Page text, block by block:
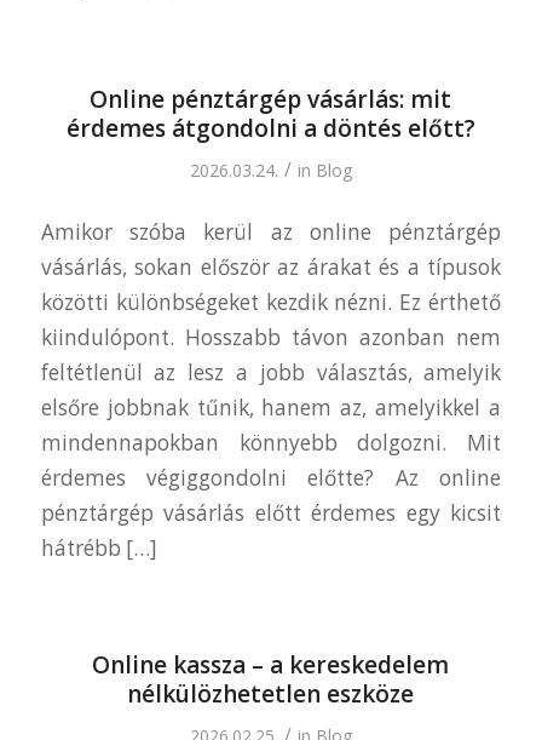
Online pénztárgép vásárlás: mit
érdemes átgondolni a döntés előtt?
2026.03.24. / in Blog
Amikor szóba kerül az online pénztárgép
vásárlás, sokan először az árakat és a típusok
közötti különbségeket kezdik nézni. Ez érthető
kiindulópont. Hosszabb távon azonban nem
feltétlenül az lesz a jobb választás, amelyik
elsőre jobbnak tűnik, hanem az, amelyikkel a
mindennapokban könnyebb dolgozni. Mit
érdemes végiggondolni előtte? Az online
pénztárgép vásárlás előtt érdemes egy kicsit
hátrébb […]
Online kassza – a kereskedelem
nélkülözhetetlen eszköze